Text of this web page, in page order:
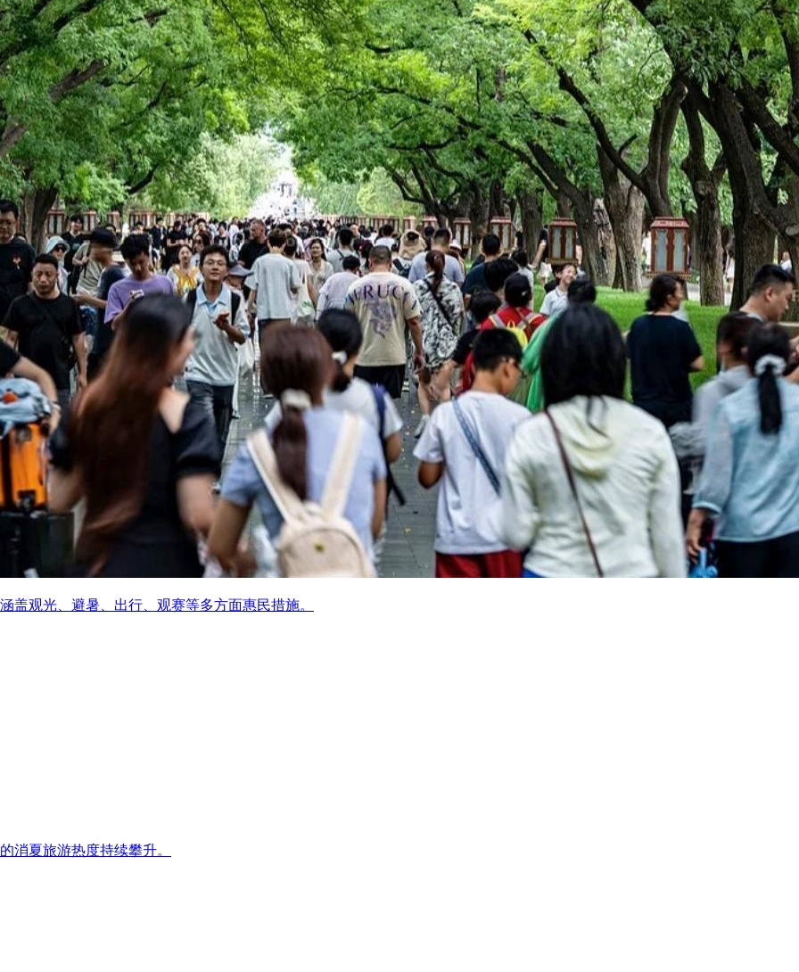
盖观光、避暑、出行、观赛等多方面惠民措施。
消夏旅游热度持续攀升。